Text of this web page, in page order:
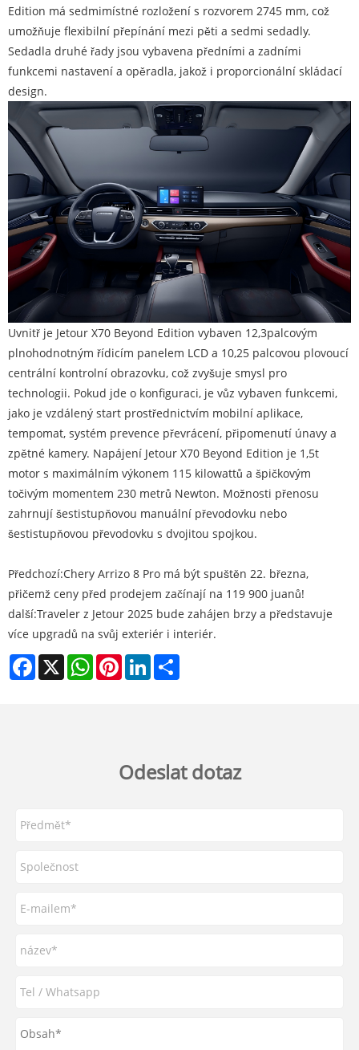
Edition má sedmimístné rozložení s rozvorem 2745 mm, což
umožňuje flexibilní přepínání mezi pěti a sedmi sedadly.
Sedadla druhé řady jsou vybavena předními a zadními
funkcemi nastavení a opěradla, jakož i proporcionální skládací
design.
Uvnitř je Jetour X70 Beyond Edition vybaven 12,3palcovým
plnohodnotným řídicím panelem LCD a 10,25 palcovou plovoucí
centrální kontrolní obrazovku, což zvyšuje smysl pro
technologii. Pokud jde o konfiguraci, je vůz vybaven funkcemi,
jako je vzdálený start prostřednictvím mobilní aplikace,
tempomat, systém prevence převrácení, připomenutí únavy a
zpětné kamery. Napájení Jetour X70 Beyond Edition je 1,5t
motor s maximálním výkonem 115 kilowattů a špičkovým
točivým momentem 230 metrů Newton. Možnosti přenosu
zahrnují šestistupňovou manuální převodovku nebo
šestistupňovou převodovku s dvojitou spojkou.
Předchozí:Chery Arrizo 8 Pro má být spuštěn 22. března,
přičemž ceny před prodejem začínají na 119 900 juanů!
další:Traveler z Jetour 2025 bude zahájen brzy a představuje
více upgradů na svůj exteriér i interiér.
Facebook
X WhatsAppPinterestLinkedIn
Odeslat dotaz